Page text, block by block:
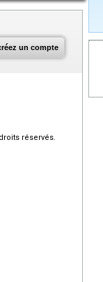
un compte
réservés.